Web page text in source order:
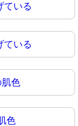
ている
ている
色
色